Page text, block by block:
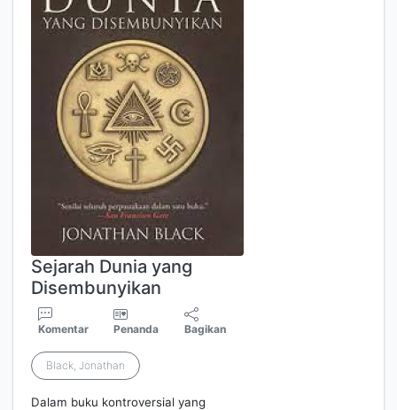
Sejarah Dunia yang
Disembunyikan
Komentar Penanda Bagikan
Black, Jonathan
Dalam buku kontroversial yang